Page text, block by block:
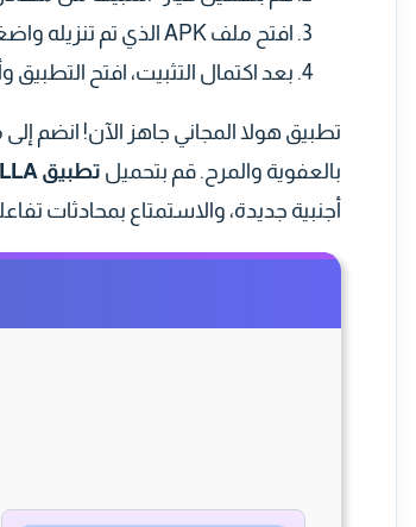
افتح ملف APK الذي تم تنزيله واضغط على “تثبيت”.
بعد اكتمال التثبيت، افتح
تطبيق هولا المجاني جاهز الآن! انضم
بالعفوية والمرح. قم بتحميل تطبيق HOLLA
أجنبية جديدة، والاستمتاع بمحادثات